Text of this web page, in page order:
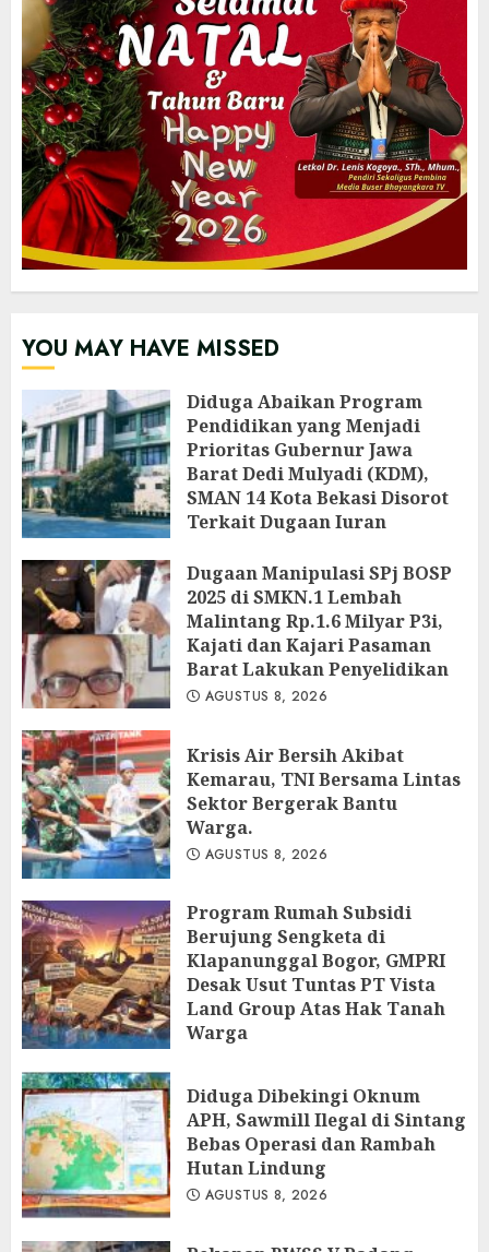
YOU MAY HAVE MISSED
‎Diduga Abaikan Program
Pendidikan yang Menjadi
Prioritas Gubernur Jawa
Barat Dedi Mulyadi (KDM),
SMAN 14 Kota Bekasi Disorot
Terkait Dugaan Iuran
AGUSTUS 9, 2026
Dugaan Manipulasi SPj BOSP
2025 di SMKN.1 Lembah
Malintang Rp.1.6 Milyar P3i,
Kajati dan Kajari Pasaman
Barat Lakukan Penyelidikan
AGUSTUS 8, 2026
Krisis Air Bersih Akibat
Kemarau, TNI Bersama Lintas
Sektor Bergerak Bantu
Warga.
AGUSTUS 8, 2026
Program Rumah Subsidi
Berujung Sengketa di
Klapanunggal Bogor, GMPRI
Desak Usut Tuntas PT Vista
Land Group Atas Hak Tanah
Warga
Diduga Dibekingi Oknum
APH, Sawmill Ilegal di Sintang
Bebas Operasi dan Rambah
Hutan Lindung
AGUSTUS 8, 2026